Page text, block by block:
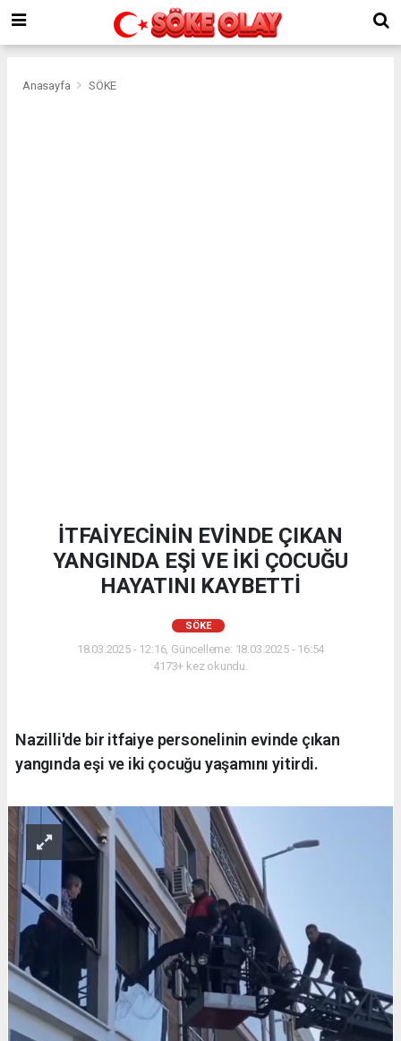
Anasayfa SÖKE
İTFAİYECİNİN EVİNDE ÇIKAN
YANGINDA EŞİ VE İKİ ÇOCUĞU
HAYATINI KAYBETTİ
SÖKE
18.03.2025 - 12:16, Güncelleme: 18.03.2025 - 16:54
4173+ kez okundu.
Nazilli'de bir itfaiye personelinin evinde çıkan
yangında eşi ve iki çocuğu yaşamını yitirdi.